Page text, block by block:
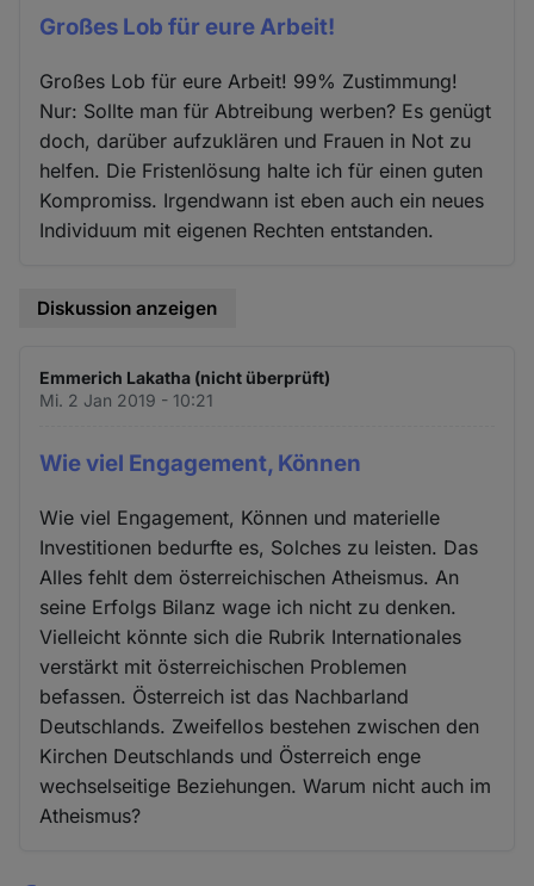
Großes Lob für eure Arbeit!
Großes Lob für eure Arbeit! 99% Zustimmung!
Nur: Sollte man für Abtreibung werben? Es genügt
doch, darüber aufzuklären und Frauen in Not zu
helfen. Die Fristenlösung halte ich für einen guten
Kompromiss. Irgendwann ist eben auch ein neues
Individuum mit eigenen Rechten entstanden.
Diskussion anzeigen
Emmerich Lakatha (nicht überprüft)
Mi. 2 Jan 2019 - 10:21
Wie viel Engagement, Können
Wie viel Engagement, Können und materielle
Investitionen bedurfte es, Solches zu leisten. Das
Alles fehlt dem österreichischen Atheismus. An
seine Erfolgs Bilanz wage ich nicht zu denken.
Vielleicht könnte sich die Rubrik Internationales
verstärkt mit österreichischen Problemen
befassen. Österreich ist das Nachbarland
Deutschlands. Zweifellos bestehen zwischen den
Kirchen Deutschlands und Österreich enge
wechselseitige Beziehungen. Warum nicht auch im
Atheismus?